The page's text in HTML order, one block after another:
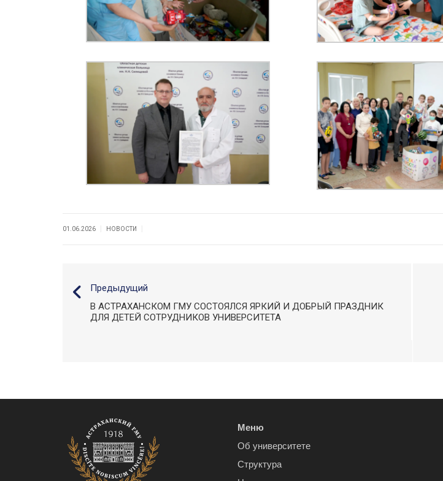
01.06.2026 НОВОСТИ
Предыдущий
В АСТРАХАНСКОМ ГМУ СОСТОЯЛСЯ ЯРКИЙ И ДОБРЫЙ ПРАЗДНИК
ДЛЯ ДЕТЕЙ СОТРУДНИКОВ УНИВЕРСИТЕТА
Меню
Об университете
Структура